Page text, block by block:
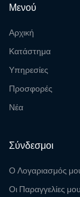
Μενού
Αρχική
Κατάστημα
Υπηρεσίες
Προσφορές
Νέα
Σύνδεσμοι
Ο Λογαριασμός
Οι Παραγγελίες μου